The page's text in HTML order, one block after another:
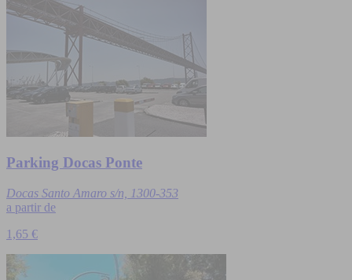
Parking Docas Ponte
Docas Santo Amaro s/n, 1300-353
a partir de
1,65 €